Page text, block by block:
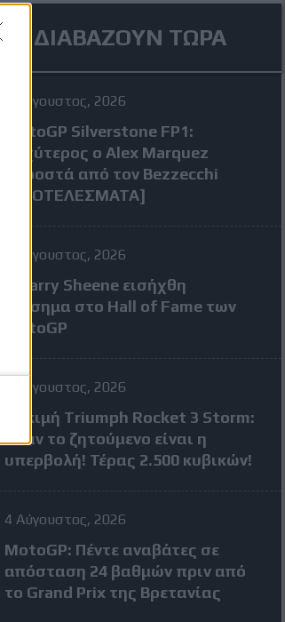
ΔΙΑΒΑΖΟΥΝ ΤΩΡΑ
7 Αύγουστος, 2026
MotoGP Silverstone FP1:
Ταχύτερος ο Alex Marquez
μπροστά από τον Bezzecchi
[ΑΠΟΤΕΛΕΣΜΑΤΑ]
7 Αύγουστος, 2026
Ο Barry Sheene εισήχθη
επίσημα στο Hall of Fame των
MotoGP
4 Αύγουστος, 2026
Δοκιμή Triumph Rocket 3 Storm:
Όταν το ζητούμενο είναι η
υπερβολή! Τέρας 2.500 κυβικών!
4 Αύγουστος, 2026
MotoGP: Πέντε αναβάτες σε
απόσταση 24 βαθμών πριν από
το Grand Prix της Βρετανίας